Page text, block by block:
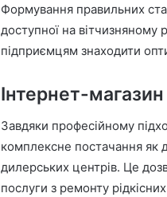
Формування правильних
доступної на вітчизняному
підприємцям знаходити
Інтернет-
Завдяки професійному
комплексне постачання як
дилерських центрів. Це
послуги з ремонту